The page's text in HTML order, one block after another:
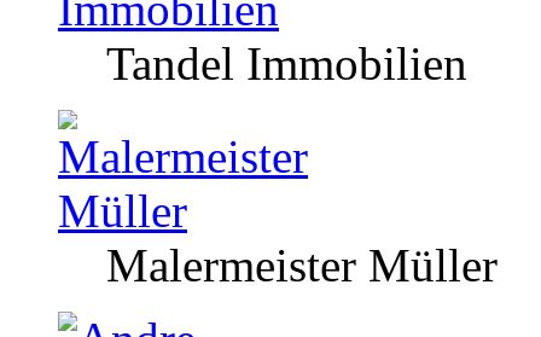
Tandel Immobilien
Malermeister Müller